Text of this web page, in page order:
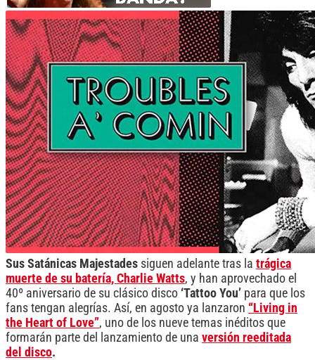
Sus Satánicas Majestades siguen adelante tras la trágica
muerte de su batería, Charlie Watts, y han aprovechado el
40º aniversario de su clásico disco ‘Tattoo You’ para que los
fans tengan alegrías. Así, en agosto ya lanzaron “Living in
the Heart of Love”, uno de los nueve temas inéditos que
formarán parte del lanzamiento de una versión reeditada
del disco.